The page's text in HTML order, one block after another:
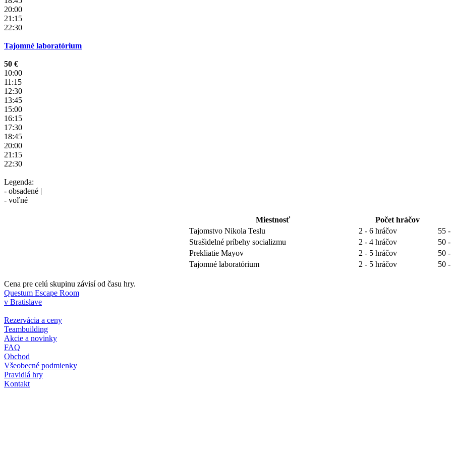
20:00
21:15
22:30
Tajomné laboratórium
50 €
10:00
11:15
12:30
13:45
15:00
16:15
17:30
18:45
20:00
21:15
22:30
Legenda:
- obsadené |
- voľné
Miestnosť
Počet hráčov
Tajomstvo Nikola Teslu
2 - 6 hráčov
55
Strašidelné príbehy socializmu
2 - 4 hráčov
50
Prekliatie Mayov
2 - 5 hráčov
50
Tajomné laboratórium
2 - 5 hráčov 50
Cena pre celú skupinu závisí od času hry.
Questum Escape Room
v Bratislave
Rezervácia a ceny
Teambuilding
Akcie a novinky
FAQ
Obchod
Všeobecné podmienky
Pravidlá hry
Kontakt